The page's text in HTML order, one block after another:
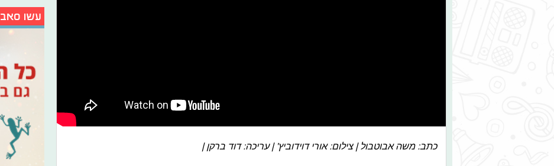
כתב: משה אבוטבול | צילום: אורי דוידוביץ' | עריכה: דוד ברקן |
עשו סאב